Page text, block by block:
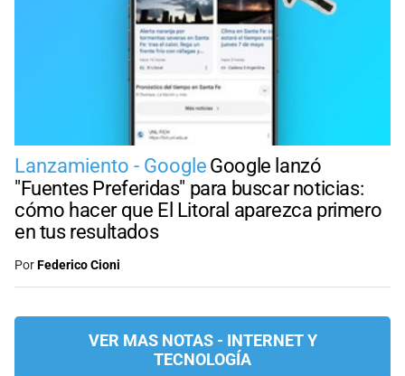
Lanzamiento - Google Google lanzó
"Fuentes Preferidas" para buscar noticias:
cómo hacer que El Litoral aparezca primero
en tus resultados
PorFederico Cioni
VER MAS NOTAS - INTERNET Y
TECNOLOGÍA